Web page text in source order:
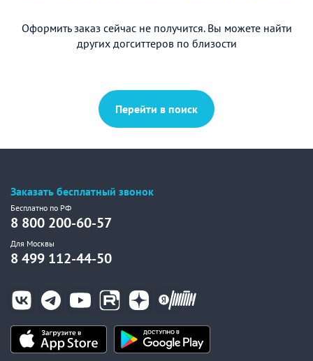
Оформить заказ сейчас не получится. Вы можете найти
других догситтеров по близости
Перейти в поиск
Заказать бесплатный звонок
Бесплатно по РФ
8 800 200-60-57
Для Москвы
8 499 112-44-50